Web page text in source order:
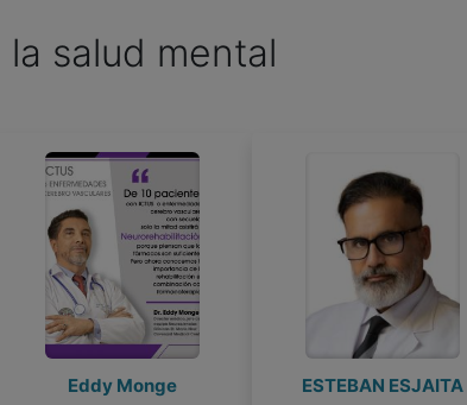
salud mental
ESTEBAN ESJAITA
Roser, Maria del Rosal
Pont Plana